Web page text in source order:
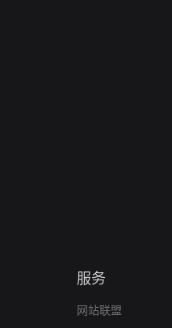
服务
网站联盟